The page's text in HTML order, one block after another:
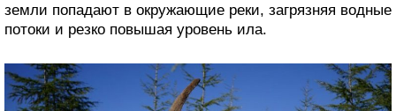
земли попадают в окружающие реки, загрязняя водные
потоки и резко повышая уровень ила.